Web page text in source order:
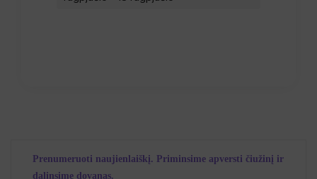
Prenumeruoti naujienlaiškį. Priminsime apversti čiužinį ir
dalinsime dovanas.